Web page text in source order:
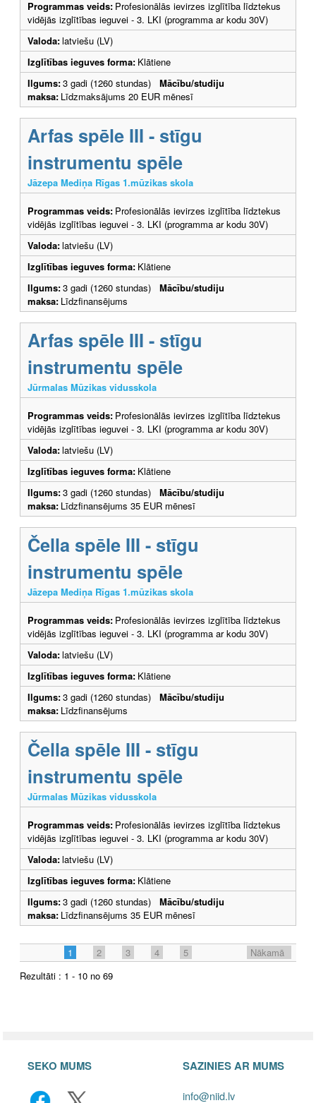
Programmas veids: Profesionālās ievirzes izglītība līdztekus
vidējās izglītības ieguvei - 3. LKI (programma ar kodu 30V)
Valoda:latviešu (LV)
Izglītības ieguves forma: Klātiene
Ilgums:3 gadi (1260 stundas) Mācību/studiju
maksa: Līdzmaksājums 20 EUR mēnesī
Arfas spēle III - stīgu
instrumentu spēle
Jāzepa Mediņa Rīgas 1.mūzikas skola
Programmas veids: Profesionālās ievirzes izglītība līdztekus
vidējās izglītības ieguvei - 3. LKI (programma ar kodu 30V)
Valoda:latviešu (LV)
Izglītības ieguves forma: Klātiene
Ilgums:3 gadi (1260 stundas) Mācību/studiju
maksa: Līdzfinansējums
Arfas spēle III - stīgu
instrumentu spēle
Jūrmalas Mūzikas vidusskola
Programmas veids: Profesionālās ievirzes izglītība līdztekus
vidējās izglītības ieguvei - 3. LKI (programma ar kodu 30V)
Valoda:latviešu (LV)
Izglītības ieguves forma: Klātiene
Ilgums:3 gadi (1260 stundas) Mācību/studiju
maksa: Līdzfinansējums 35 EUR mēnesī
Čella spēle III - stīgu
instrumentu spēle
Jāzepa Mediņa Rīgas 1.mūzikas skola
Programmas veids: Profesionālās ievirzes izglītība līdztekus
vidējās izglītības ieguvei - 3. LKI (programma ar kodu 30V)
Valoda:latviešu (LV)
Izglītības ieguves forma: Klātiene
Ilgums:3 gadi (1260 stundas) Mācību/studiju
maksa: Līdzfinansējums
Čella spēle III - stīgu
instrumentu spēle
Jūrmalas Mūzikas vidusskola
Programmas veids: Profesionālās ievirzes izglītība līdztekus
vidējās izglītības ieguvei - 3. LKI (programma ar kodu 30V)
Valoda:latviešu (LV)
Izglītības ieguves forma: Klātiene
Ilgums:3 gadi (1260 stundas) Mācību/studiju
maksa: Līdzfinansējums 35 EUR mēnesī
1 2 3 4 5
Nākamā
Rezultāti : 1 - 10 no 69
SEKO MUMS SAZINIES AR MUMS
info@niid.lv